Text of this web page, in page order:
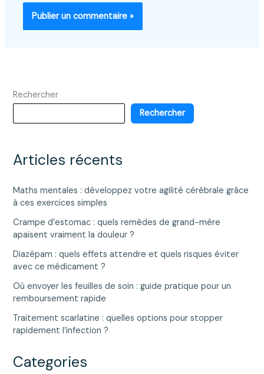
Rechercher
Rechercher
Articles récents
Maths mentales : développez votre agilité cérébrale grâce
à ces exercices simples
Crampe d’estomac : quels remèdes de grand-mère
apaisent vraiment la douleur ?
Diazépam : quels effets attendre et quels risques éviter
avec ce médicament ?
Où envoyer les feuilles de soin : guide pratique pour un
remboursement rapide
Traitement scarlatine : quelles options pour stopper
rapidement l’infection ?
Categories